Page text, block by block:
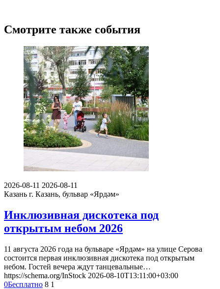
Смотрите также события
2026-08-11 2026-08-11
Казань г. Казань, бульвар «Ярдәм»
Инклюзивная дискотека под
открытым небом 2026
11 августа 2026 года на бульваре «Ярдәм» на улице Серова
состоится первая инклюзивная дискотека под открытым
небом. Гостей вечера ждут танцевальные…
https://schema.org/InStock 2026-08-10T13:11:00+03:00
0Бесплатно 8 1